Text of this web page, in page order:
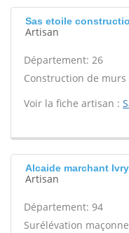
Sas etoile
Artisan
Département: 26
Construction de murs
Voir la fiche artisan :
Alcaide marchant
Artisan
Département: 94
Surélévation